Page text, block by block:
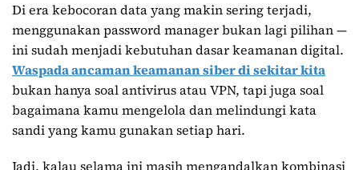
Di era kebocoran data yang makin sering terjadi,
menggunakan password manager bukan lagi pilihan —
ini sudah menjadi kebutuhan dasar keamanan digital.
Waspada ancaman keamanan siber di sekitar kita
bukan hanya soal antivirus atau VPN, tapi juga soal
bagaimana kamu mengelola dan melindungi kata
sandi yang kamu gunakan setiap hari.
Jadi, kalau selama ini masih mengandalkan kombinasi